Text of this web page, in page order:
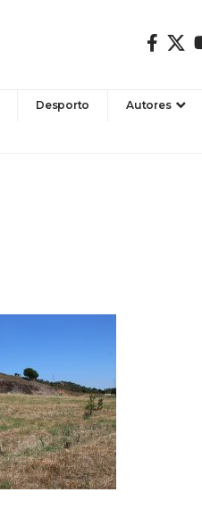
Desporto Autores